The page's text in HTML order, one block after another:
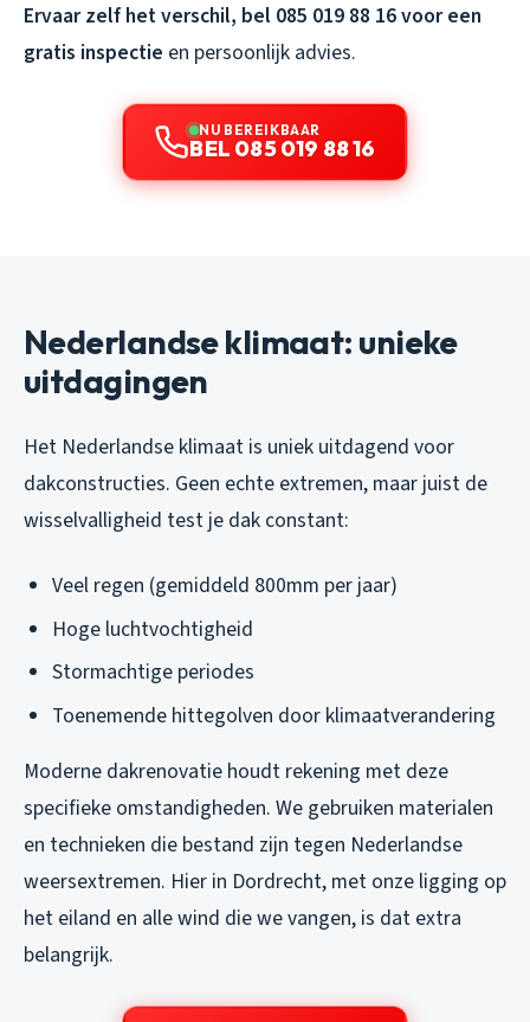
Ervaar zelf het verschil, bel 085 019 88 16 voor een
gratis inspectie en persoonlijk advies.
NU BEREIKBAAR
BEL 085 019 88 16
Nederlandse klimaat: unieke
uitdagingen
Het Nederlandse klimaat is uniek uitdagend voor
dakconstructies. Geen echte extremen, maar juist de
wisselvalligheid test je dak constant:
Veel regen (gemiddeld 800mm per jaar)
Hoge luchtvochtigheid
Stormachtige periodes
Toenemende hittegolven door klimaatverandering
Moderne dakrenovatie houdt rekening met deze
specifieke omstandigheden. We gebruiken materialen
en technieken die bestand zijn tegen Nederlandse
weersextremen. Hier in Dordrecht, met onze ligging op
het eiland en alle wind die we vangen, is dat extra
belangrijk.